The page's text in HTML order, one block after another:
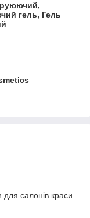
гель, Гель
для салонів краси.